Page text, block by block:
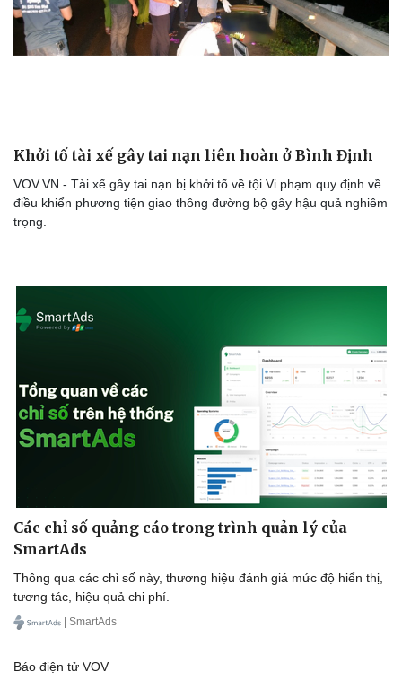
Khởi tố tài xế gây tai nạn liên hoàn ở Bình Định
VOV.VN - Tài xế gây tai nạn bị khởi tố về tội Vi phạm quy định về
điều khiển phương tiện giao thông đường bộ gây hậu quả nghiêm
trọng.
Các chỉ số quảng cáo trong trình quản lý của
SmartAds
Thông qua các chỉ số này, thương hiệu đánh giá mức độ hiển thị,
tương tác, hiệu quả chi phí.
| SmartAds